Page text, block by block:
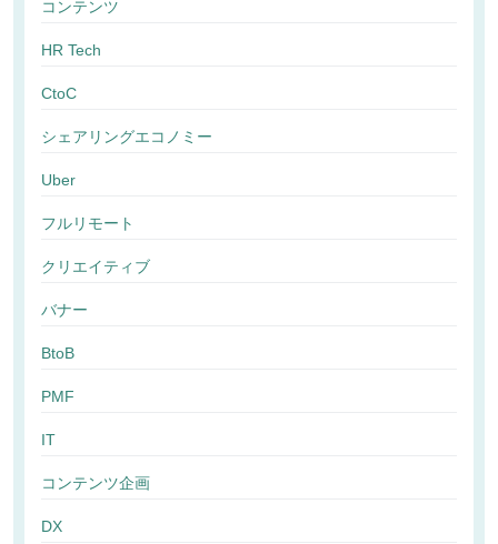
コンテンツ
HR Tech
CtoC
シェアリングエコノミー
Uber
フルリモート
クリエイティブ
バナー
BtoB
PMF
IT
コンテンツ企画
DX